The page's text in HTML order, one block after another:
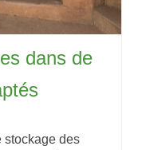
dans de
stockage des